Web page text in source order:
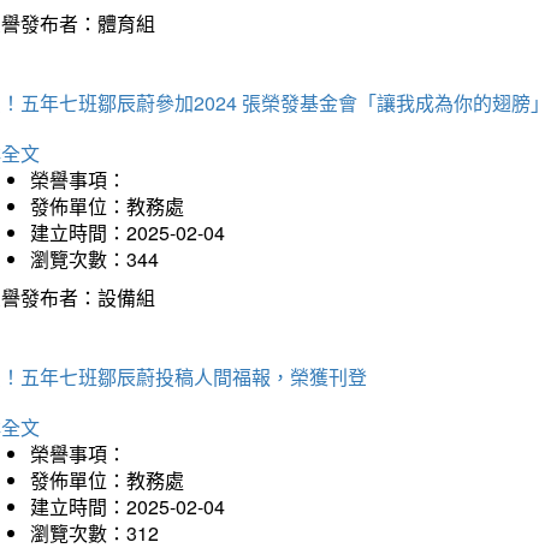
發布者：體育組
五年七班鄒辰蔚參加2024 張榮發基金會「讓我成為你的翅
文
榮譽事項：
發佈單位：教務處
建立時間：2025-02-04
瀏覽次數：344
發布者：設備組
五年七班鄒辰蔚投稿人間福報，榮獲刊登
文
榮譽事項：
發佈單位：教務處
建立時間：2025-02-04
瀏覽次數：312